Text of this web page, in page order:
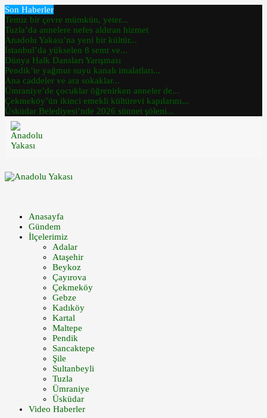
Son Haberler
Temiz bir çevre mümkün, yeter...
Tuzla’da annelere nefes aldıran hizmet
Anadolu Yakası’na yeni bir kültür...
İstanbul’da yükselen 8 semt ve...
Dünya Halk Dansları Yarışması
Pendik’te yağmur suyu kanalı imalatları...
Ana caddeler ve ara sokaklar...
Ümraniye’de çocuklar öğrenirken anneler de...
Çekmeköy’ün ikinci emekli kültürevi kapılarını...
Üsküdar Belediyesi’nde 2026 sünnet şöleni...
Anasayfa
Gündem
İlçelerimiz
Adalar
Ataşehir
Beykoz
Çayırova
Çekmeköy
Gebze
Kadıköy
Kartal
Maltepe
Pendik
Sancaktepe
Şile
Sultanbeyli
Tuzla
Ümraniye
Üsküdar
Video Haberler